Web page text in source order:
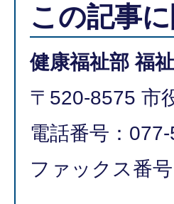
この記事
健康福祉部 福
〒520-8575 市
電話番号：
ファックス番